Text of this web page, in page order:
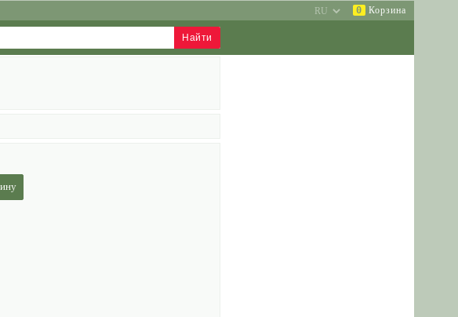
0 Корзина